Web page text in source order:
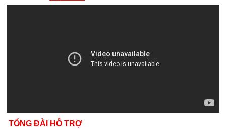
TỔNG ĐÀI HỖ TRỢ